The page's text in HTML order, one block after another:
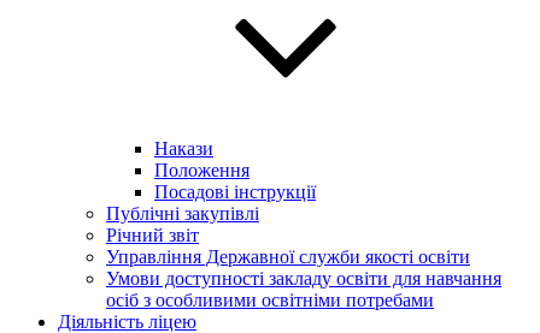
Накази
Положення
Посадові інструкції
Публічні закупівлі
Річний звіт
Управління Державної служби якості освіти
Умови доступності закладу освіти для навчання
осіб з особливими освітніми потребами
Діяльність ліцею